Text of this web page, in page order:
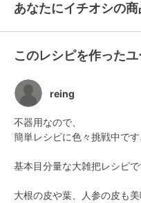
あなたにイチオシの商
このレシピを作った
reing
不器用なので、
簡単レシピに色々挑戦中です
基本目分量な大雑把レシピで
大根の皮や葉、人参の皮も美